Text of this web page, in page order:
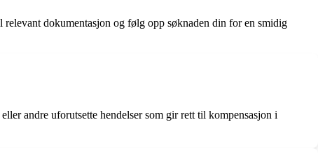
dokumentasjon og følg opp søknaden din for en smidig
andre uforutsette hendelser som gir rett til kompensasjon i